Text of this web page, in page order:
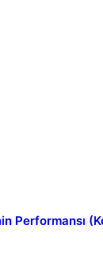
Performansı